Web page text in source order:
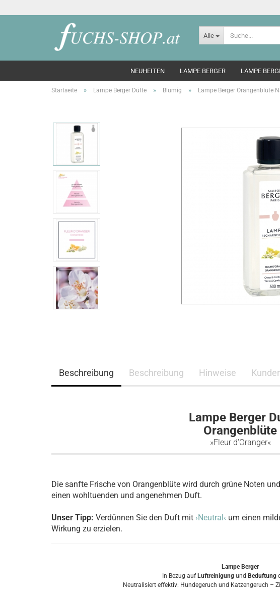
Alle
NEUHEITEN LAMPE BERGER LAMPE
Startseite » Lampe Berger Düfte » Blumig » Lampe Berger Orangenblüte
Beschreibung Beschreibung Hinweise
Lampe Berger
Orangenblüte
»Fleur d'Oranger«
Die sanfte Frische von Orangenblüte wird durch grüne Noten
einen wohltuenden und angenehmen Duft. ​
Unser Tipp: Verdünnen Sie den Duft mit ›Neutral‹ um einen
Wirkung zu erzielen.
Lampe Berger
In Bezug auf Luftreinigung und Beduftung
Neutralisiert effektiv: Hundegeruch und Katzengeruch –